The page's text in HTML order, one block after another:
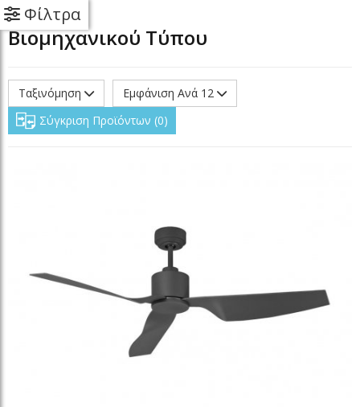
Φίλτρα
Βιομηχανικού Τύπου
Ταξινόμηση
Εμφάνιση Ανά 12
Σύγκριση Προϊόντων 0